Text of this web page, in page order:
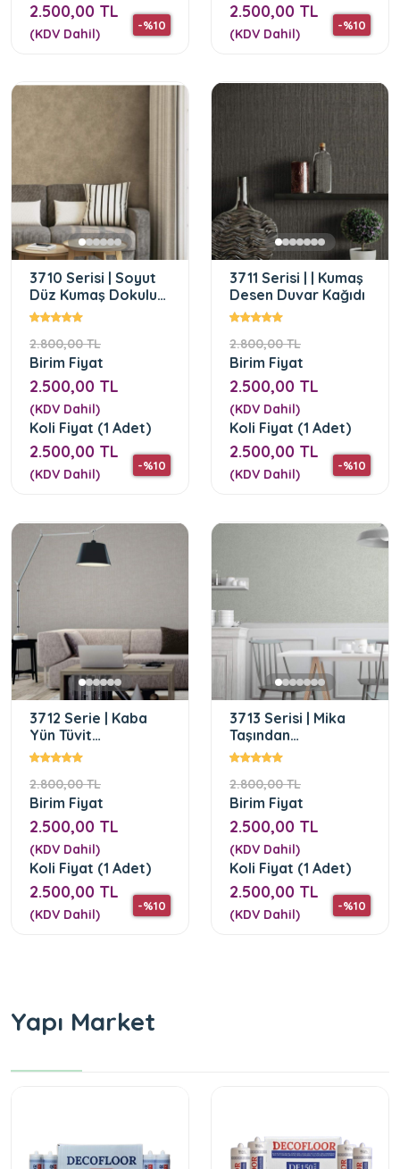
-%10
2.500,00 TL
(KDV Dahil)
-%10
2.500,00 TL
(KDV Dahil)
3710 Serisi | Soyut
Düz Kumaş Dokulu
Duvar Kağıdı
2.800,00 TL
-%10
Birim Fiyat
2.500,00 TL
(KDV Dahil)
Koli Fiyat (1 Adet)
2.500,00 TL
(KDV Dahil)
3711 Serisi | | Kumaş
Desen Duvar Kağıdı
2.800,00 TL
-%10
Birim Fiyat
2.500,00 TL
(KDV Dahil)
Koli Fiyat (1 Adet)
2.500,00 TL
(KDV Dahil)
3712 Serie | Kaba
Yün Tüvit
Dokusundan
Kağıdı
2.800,00 TL
-%10
Birim Fiyat
2.500,00 TL
(KDV Dahil)
Koli Fiyat (1 Adet)
2.500,00 TL
(KDV Dahil)
3713 Serisi | Mika
Taşından
Esinlenilmiş Sade
2.800,00 TL
-%10
Birim Fiyat
2.500,00 TL
(KDV Dahil)
Koli Fiyat (1 Adet)
2.500,00 TL
(KDV Dahil)
Yapı Market